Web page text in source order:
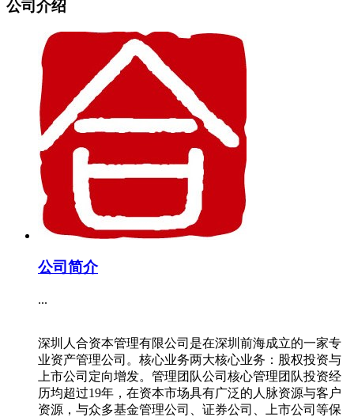
公司介绍
公司简介
...
深圳人合资本管理有限公司是在深圳前海成立的一家专
业资产管理公司。核心业务两大核心业务：股权投资与
上市公司定向增发。管理团队公司核心管理团队投资经
历均超过19年，在资本市场具有广泛的人脉资源与客户
资源，与众多基金管理公司、证券公司、上市公司等保